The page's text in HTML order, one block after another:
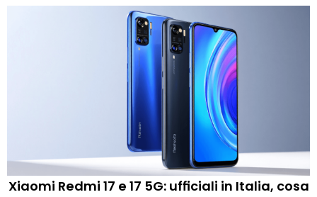
Xiaomi Redmi 17 e 17 5G: ufficiali in Italia, cosa